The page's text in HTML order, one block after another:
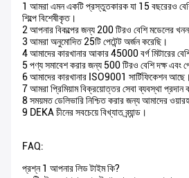
1 আমরা এমন একটি প্রস্তুতকারক যা 15 বছরেরও
শিল্পে বিশেষীকৃত।
2 আপনার বিকল্পের জন্য 200 টিরও বেশি মডেলের
3 আমরা অনুমোদিত 25টি পেটেন্ট অর্জন করেছি।
4 আমাদের কারখানার আকার 45000 বর্গ মিটারের
5 পণ্য সমাবেশ করার জন্য 500 টিরও বেশি দক্ষ এবং
6 আমাদের কারখানার ISO9001 সার্টিফিকেশন আছে।
7 আমরা প্রিমিয়াম বিক্রয়োত্তর সেবা ব্যবস্থা প্রদান
8 সময়মত ডেলিভারি নিশ্চিত করার জন্য আমাদের
9 DEKA চীনের সবচেয়ে বিখ্যাত ব্র্যান্ড।
FAQ:
প্রশ্ন 1 আপনার লিড টাইম কি?